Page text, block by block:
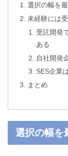
選択の幅を
未経験には
受託開発
ある
自社開発
SES企業
まとめ
選択の幅を